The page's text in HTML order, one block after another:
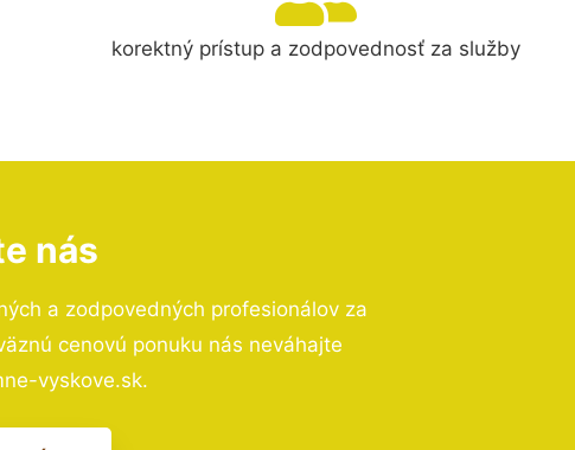
korektný prístup a zodpovednosť za služby
nás
a zodpovedných profesionálov za
cenovú ponuku nás neváhajte
vyskove.sk.